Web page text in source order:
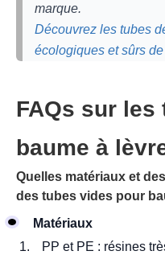
marque.
Découvrez les tubes
écologiques et sûrs
FAQs sur
baume à
Quelles matériaux et
des tubes vides pour
Matériaux
PP et PE : résines